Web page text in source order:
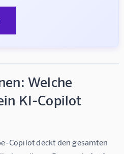
Welche
KI-Copilot
Copilot deckt den gesamten